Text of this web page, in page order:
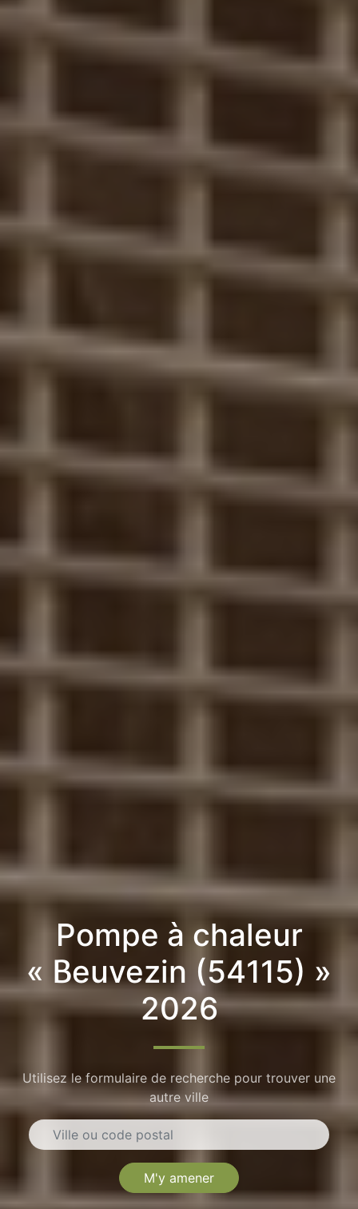
Pompe à chaleur
« Beuvezin (54115) »
2026
Utilisez le formulaire de recherche pour trouver une
autre ville
M'y amener